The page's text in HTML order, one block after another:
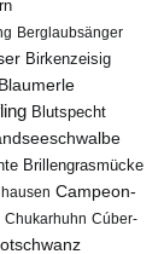
Berglaubsänger
Birkenzeisig
Blaumerle
Blutspecht
Brillengrasmücke
Campeon-
Chukarhuhn Cúber-